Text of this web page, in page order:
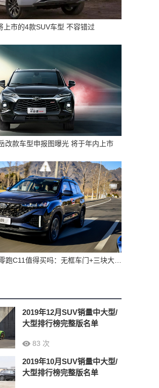
上市的4款SUV车型 不容错过
改款车型申报图曝光 将于年内上市
2019年12月SUV销量中大型/
大型排行榜完整版名单
83 次
2019年10月SUV销量中大型/
大型排行榜完整版名单